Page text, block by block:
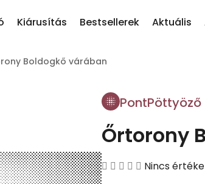
Kiárusítás Bestsellerek Aktuális
Boldogkő várában
PontPöttyöző
Őrtorony
A
Nincs